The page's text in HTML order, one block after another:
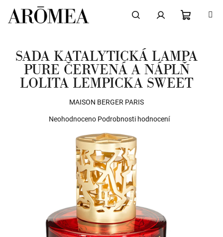
obsah
KOŠÍK
SADA KATALYTICKÁ LAMPA
PURE ČERVENÁ A NÁPLŇ
LOLITA LEMPICKA SWEET
MAISON BERGER PARIS
Průměrné
produktu
hvězdiček.
Neohodnoceno Podrobnosti hodnocení